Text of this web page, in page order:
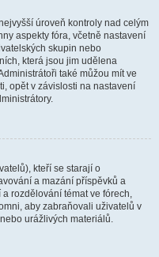
úroveň kontroly nad celým
aspekty fóra, včetně nastavení
skupin nebo
která jsou jim udělena
také můžou mít ve
opět v závislosti na nastavení
kteří se starají o
a mazání příspěvků a
rozdělování témat ve fórech,
aby zabraňovali uživatelů v
urážlivých materiálů.